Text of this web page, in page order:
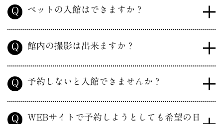
Q ペットの入館はできますか？
Q 館内の撮影は出来ますか？
Q 予約しないと入館できませんか？
Q
WEBサイトで予約しようとしても希望の日